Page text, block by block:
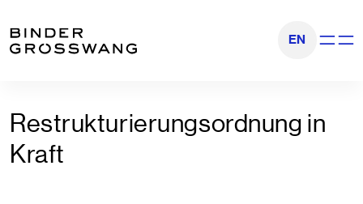
EN
Restrukturierungsordnung in
Kraft